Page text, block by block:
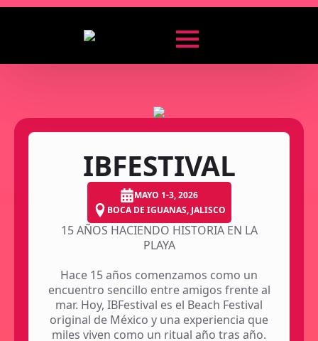
IBFESTIVAL
MAYO 1-3, 2026
BOCA DE IGUANAS, JALISCO
15 AÑOS HACIENDO HISTORIA EN LA
PLAYA
Hace 15 años comenzamos como un
encuentro sencillo entre amigos frente al
mar. Hoy, IBFestival es el Beach Festival
original de México y una experiencia que
miles viven como un ritual año tras año.